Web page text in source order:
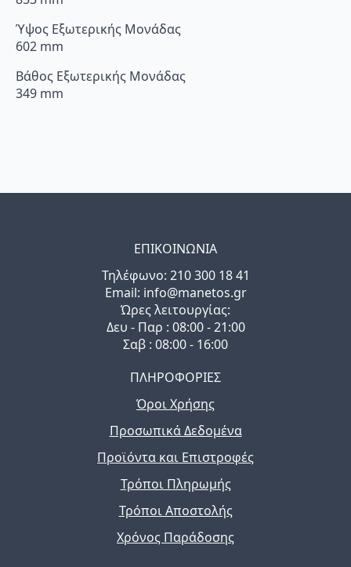
Ύψος Εξωτερικής Μονάδας
602 mm
Βάθος Εξωτερικής Μονάδας
349 mm
ΕΠΙΚΟΙΝΩΝΙΑ
Τηλέφωνo: 210 300 18 41
Email: info@manetos.gr
Ώρες λειτουργίας:
Δευ - Παρ : 08:00 - 21:00
Σαβ : 08:00 - 16:00
ΠΛΗΡΟΦΟΡΙΕΣ
Όροι Χρήσης
Προσωπικά Δεδομένα
Προϊόντα και Επιστροφές
Τρόποι Πληρωμής
Τρόποι Αποστολής
Χρόνος Παράδοσης